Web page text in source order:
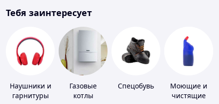
Тебя заинтересует
Наушники и
гарнитуры
Газовые
котлы
Спецобувь
Моющие и
чистящие